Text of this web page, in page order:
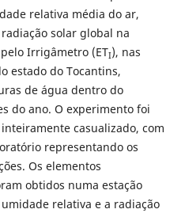
relativa média do ar,
solar global na
Irrigâmetro (ETI), nas
estado do Tocantins,
de água dentro do
do ano. O experimento foi
casualizado, com
representando os
Os elementos
obtidos numa estação
relativa e a radiação